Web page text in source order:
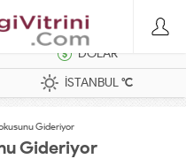
DOLAR
İSTANBUL°C
Gideriyor
Gideriyor